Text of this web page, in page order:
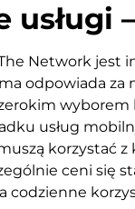
Network jest
odpowiada
usług
korzystać
ceni się
codzienne